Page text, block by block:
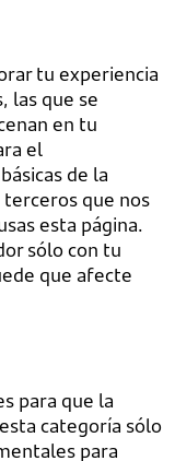
tu experiencia
las que se
en tu
el
de la
terceros que nos
esta página.
sólo con tu
que afecte
para que la
categoría sólo
para